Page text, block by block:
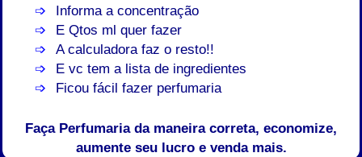
Informa a concentração
E Qtos ml quer fazer
A calculadora faz o resto!!
E vc tem a lista de ingredientes
Ficou fácil fazer perfumaria
Faça Perfumaria da maneira correta, economize,
aumente seu lucro e venda mais.